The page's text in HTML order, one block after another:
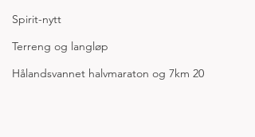
Spirit-nytt
Terreng og langløp
Hålandsvannet halvmaraton og 7km 20